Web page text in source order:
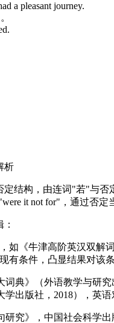
a pleasant journey.
析
结构，由连词"若"与
it not for"，通过否定
如《牛津高阶英汉双解
条件，凸显结果对该条
词典》（外语教学与研
学出版社，2018），英
研究》，中国社会科学